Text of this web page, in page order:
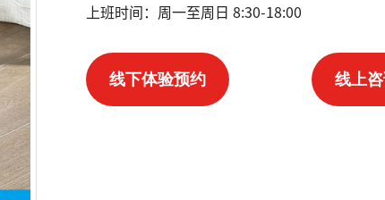
上班时间：周一至周日 8:30-18:00
线下体验预约 线上